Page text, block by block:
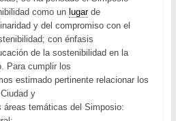
como un lugarde
y del compromiso con el
con énfasis
de la sostenibilidad en la
Para cumplir los
estimado pertinente relacionar los
y
temáticas del Simposio: